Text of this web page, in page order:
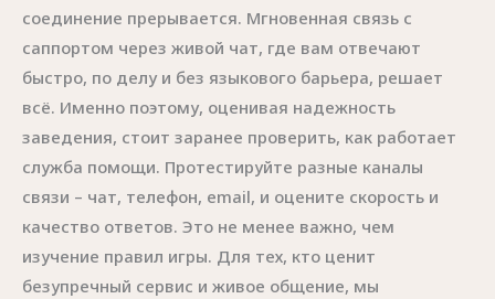
соединение прерывается. Мгновенная связь с
саппортом через живой чат, где вам отвечают
быстро, по делу и без языкового барьера, решает
всё. Именно поэтому, оценивая надежность
заведения, стоит заранее проверить, как работает
служба помощи. Протестируйте разные каналы
связи – чат, телефон, email, и оцените скорость и
качество ответов. Это не менее важно, чем
изучение правил игры. Для тех, кто ценит
безупречный сервис и живое общение, мы